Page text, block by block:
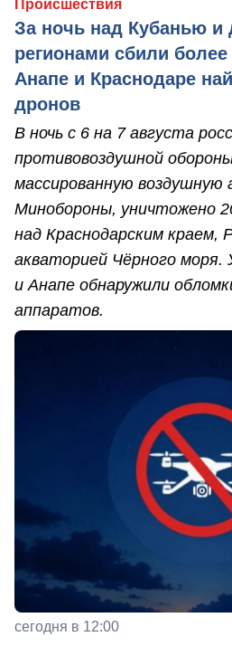
Происшествия
За ночь над Кубанью и
регионами сбили
Анапе и Краснодаре
дронов
В ночь с 6 на 7 августа
противовоздушной
массированную
Минобороны, уничтожено
над Краснодарским краем,
акваторией Чёрного моря.
и Анапе обнаружили
аппаратов.
сегодня в 12:00